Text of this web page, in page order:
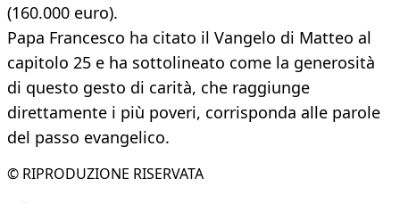
(160.000 euro).
Papa Francesco ha citato il Vangelo di Matteo al
capitolo 25 e ha sottolineato come la generosità
di questo gesto di carità, che raggiunge
direttamente i più poveri, corrisponda alle parole
del passo evangelico.
© RIPRODUZIONE RISERVATA